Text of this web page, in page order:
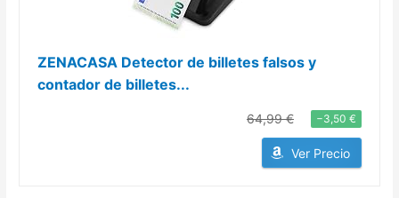
ZENACASA Detector de billetes falsos y
contador de billetes...
64,99 € −3,50 €
Ver Precio